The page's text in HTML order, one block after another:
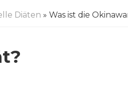
Diäten » Was ist die